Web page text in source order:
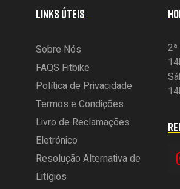
LINKS ÚTEIS
Sobre Nós
FAQS Fitbike
Política de Privacidade
Termos e Condições
Livro de Reclamações
Eletrónico
Resolução Alternativa de
Litígios